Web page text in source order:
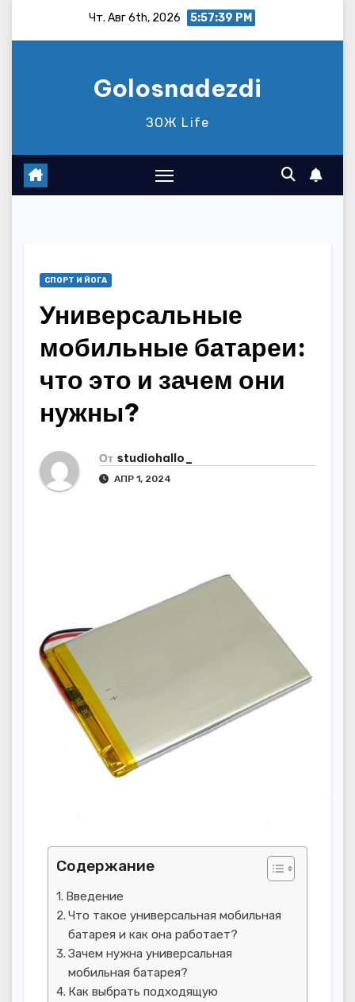
Чт. Авг 6th, 2026 5:57:40 PM
Golosnadezdi
ЗОЖ Life
СПОРТ И ЙОГА
Универсальные
мобильные батареи:
что это и зачем они
нужны?
От studiohallo_
АПР 1, 2024
Содержание
Введение
Что такое универсальная мобильная
батарея и как она работает?
Зачем нужна универсальная
мобильная батарея?
Как выбрать подходящую